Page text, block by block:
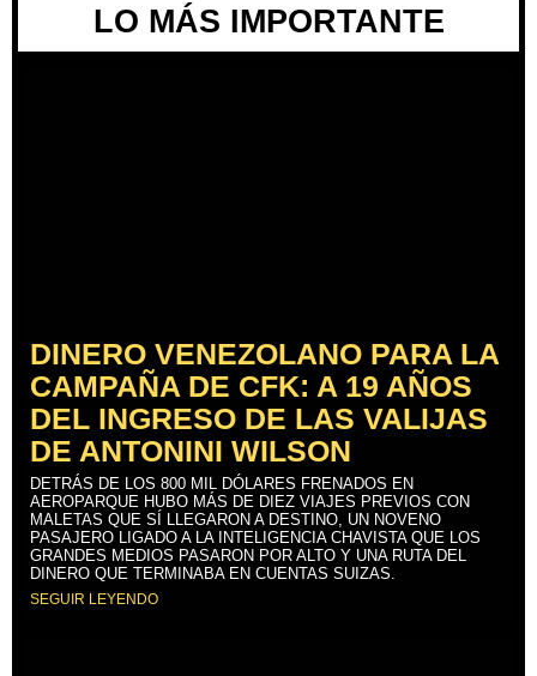
LO MÁS IMPORTANTE
DINERO VENEZOLANO PARA LA
CAMPAÑA DE CFK: A 19 AÑOS
DEL INGRESO DE LAS VALIJAS
DE ANTONINI WILSON
DETRÁS DE LOS 800 MIL DÓLARES FRENADOS EN
AEROPARQUE HUBO MÁS DE DIEZ VIAJES PREVIOS CON
MALETAS QUE SÍ LLEGARON A DESTINO, UN NOVENO
PASAJERO LIGADO A LA INTELIGENCIA CHAVISTA QUE LOS
GRANDES MEDIOS PASARON POR ALTO Y UNA RUTA DEL
DINERO QUE TERMINABA EN CUENTAS SUIZAS.
SEGUIR LEYENDO